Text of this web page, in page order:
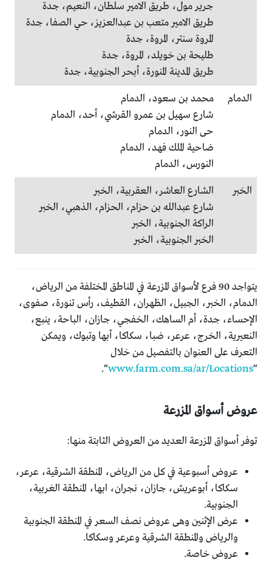
جرير مول، طريق الامير سلطان، النعيم، جدة
طريق الامير متعب بن عبدالعزيز، حي الصفا، جدة
المروة سنتر، المروة، جدة
طليحة بن خويلد، المروة، جدة
طريق المدينة المنورة، أبحر الجنوبية، جدة
الدمام
محمد بن سعود، الدمام
شارع سهيل بن عمرو القرشي، أحد، الدمام
حى النور، الدمام
ضاحية الملك فهد، الدمام
النورس، الدمام
الخبر
الشارع العاشر، العقربية، الخبر
شارع عبدالله بن حزام، الحزام، الذهبي، الخبر
الراكة الجنوبية، الخبر
الخبر الجنوبية، الخبر
يتواجد 90 فرع لأسواق المزرعة في المناطق المختلفة من الرياض،
الدمام، الخبر، الجبيل، الظهران، القطيف، رأس تنورة، صفوى،
الإحساء، جدة، أم الساهك، الخفجي، جازان، الباحة، ينبع،
النعيرية، الخرج، عرعر، ضبا، سكاكا، أبها وتبوك، ويمكن
التعرف على العنوان بالتفصيل من خلال
“
www.farm.com.sa/ar/Locations
“.
عروض أسواق المزرعة
توفر أسواق المزرعة العديد من العروض الثابتة منها:
عروض أسبوعية في كل من الرياض، المنطقة الشرقية، عرعر،
سكاكا، أبوعريش، جازان، نجران، ابها، المنطقة الغربية،
الجنوبية.
عرض الإثنين وهى عروض نصف السعر في المنطقة الجنوبية
والرياض والمنطقة الشرقية وعرعر وسكاكا.
عروض خاصة.